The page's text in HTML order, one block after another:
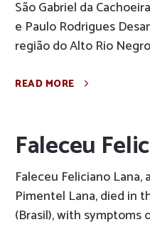
São Gabriel da
e Paulo Rodrigues
região do Alto Rio
READ MORE
Faleceu
Faleceu Feliciano
Pimentel Lana, died in
(Brasil), with symptoms